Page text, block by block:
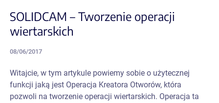
SOLIDCAM – Tworzenie operacji
wiertarskich
08/06/2017
Witajcie, w tym artykule powiemy sobie o użytecznej
funkcji jaką jest Operacja Kreatora Otworów, która
pozwoli na tworzenie operacji wiertarskich. Operacja ta